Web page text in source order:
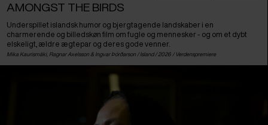
AMONGST THE BIRDS
Underspillet islandsk humor og bjergtagende landskaber i en
charmerende og billedskøn film om fugle og mennesker - og om et dybt
elskeligt, ældre ægtepar og deres gode venner.
Mika Kaurismäki, Ragnar Axelsson & Ingvar Þórðarson / Island/ 2026 / Verdenspremiere